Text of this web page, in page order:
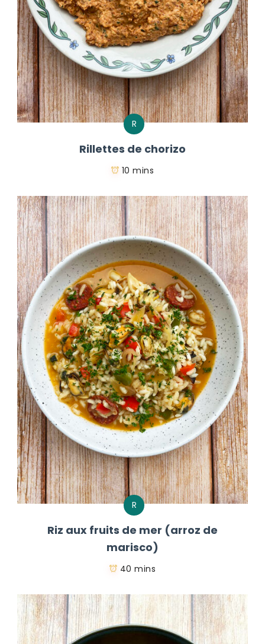
R
Rillettes de chorizo
10 mins
R
Riz aux fruits de mer (arroz de
marisco)
40 mins